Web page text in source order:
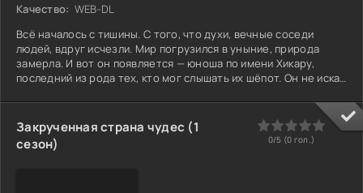
Качество: WEB-DL
Всё началось с тишины. С того, что духи, вечные соседи
людей, вдруг исчезли. Мир погрузился в уныние, природа
замерла. И вот он появляется — юноша по имени Хикару,
последний из рода тех, кто мог слышать их шёпот. Он не искал
девушку-духа по имени Аяме, хрупкую и потерянную. Она
одна осталась. Вместе они отправляются в путь через
опустевшие леса и города. Хикару учится слушать мир
заново, а Аяме ищет ответ — куда ушли её сородичи и почему
Закрученная страна чудес (1
сезон)
0 4 5
0/5 (0 гол.)